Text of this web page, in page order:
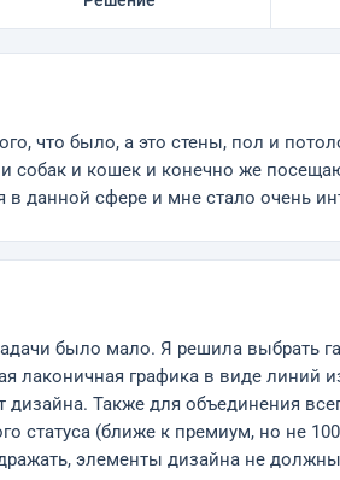
что было, а это стены, пол и
собак и кошек и конечно же
данной сфере и мне стало очень
было мало. Я решила выбрать
лаконичная графика в виде
дизайна. Также для объединения
статуса (ближе к премиум, но не
элементы дизайна не